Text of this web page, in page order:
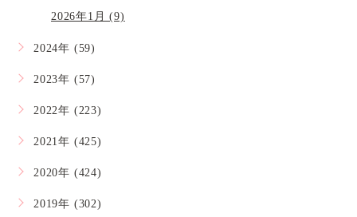
2026年1月 (9)
2024年 (59)
2023年 (57)
2022年 (223)
2021年 (425)
2020年 (424)
2019年 (302)